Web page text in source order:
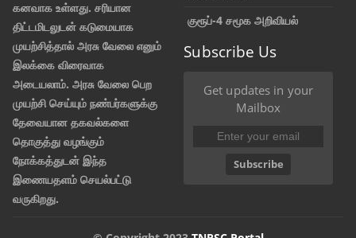
கனவாக உள்ளது. சரியான
திட்டமிடலுடன் கடுமையாக
முயற்சித்தால் அரசு வேலை எனும்
இலக்கை விரைவாக
அடையலாம். அரசு வேலை பெற
முயற்சி செய்யும் நண்பர்களுக்கு
தேவையான தகவல்களை
தொகுத்து வழங்கும்
நோக்கத்துடன் இந்த
இணையதளம் செயல்பட்டு
வருகிறது.
குரூப்-4 சமூக அறிவியல்
Subscribe Us
Get updates in your
Mailbox
Subscribe